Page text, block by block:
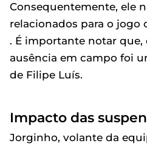
Consequentemente, ele
relacionados para o jogo
. É importante notar que,
ausência em campo foi
de Filipe Luís.
Impacto das
Jorginho, volante da